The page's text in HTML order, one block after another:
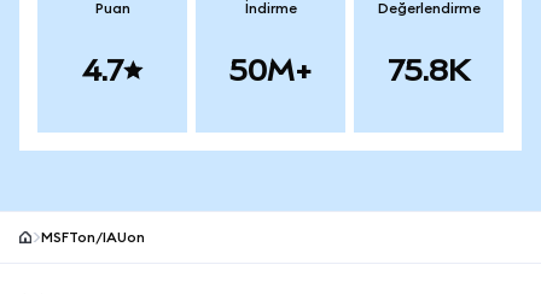
Puan
4.7
İndirme
50M+
Değerlendirme
75.8K
MSFTon/IAUon